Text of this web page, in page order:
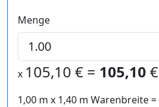
Menge
x 105,10 € = 105,10 €
1,00 m x 1,40 m Warenbreite =